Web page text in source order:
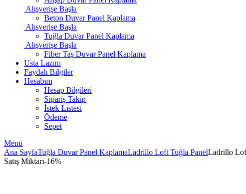
Alışverişe Başla
Beton Duvar Panel Kaplama
Alışverişe Başla
Tuğla Duvar Panel Kaplama
Alışverişe Başla
Fiber Taş Duvar Panel Kaplama
Usta Lazım
Faydalı Bilgiler
Hesabım
Hesap Bilgileri
Sipariş Takip
İstek Listesi
Ödeme
Sepet
Menü
Ana SayfaTuğla Duvar Panel KaplamaLadrillo Loft Tuğla PanelLadrillo
Satış Miktarı-16%